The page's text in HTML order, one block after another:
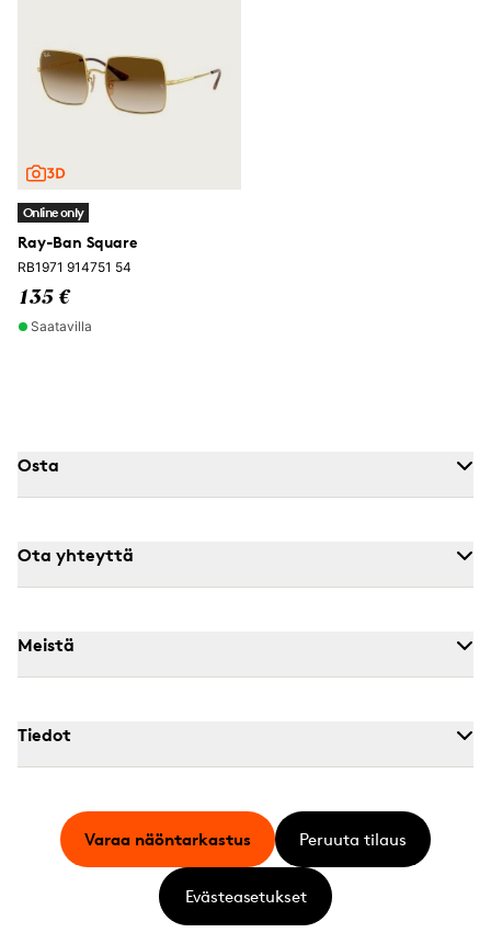
Online only
Ray-Ban Square
RB1971 914751 54
135 €
Saatavilla
Osta
Ota yhteyttä
Meistä
Tiedot
Varaa näöntarkastus Peruuta tilaus
Evästeasetukset